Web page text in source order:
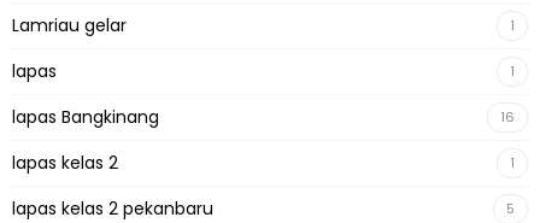
Lamriau gelar 1
lapas 1
lapas Bangkinang 16
lapas kelas 2 1
lapas kelas 2 pekanbaru 5